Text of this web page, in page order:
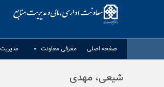
صفحه اصلی معرفی معاونت
شیعی، مهدی